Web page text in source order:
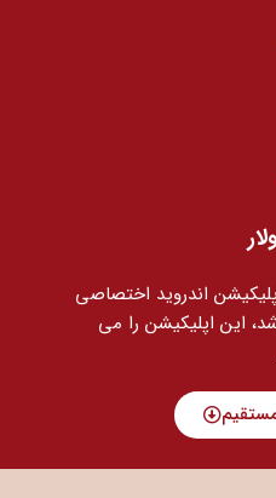
اندروید اختصاصی
این اپلیکیشن را می